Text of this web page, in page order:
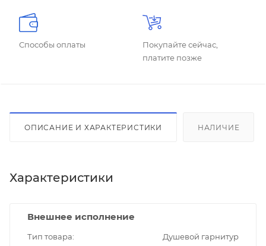
Способы оплаты
Покупайте сейчас,
платите позже
ОПИСАНИЕ И ХАРАКТЕРИСТИКИ НАЛИЧИЕ
Характеристики
Внешнее исполнение
Тип товара
Душевой гарнитур